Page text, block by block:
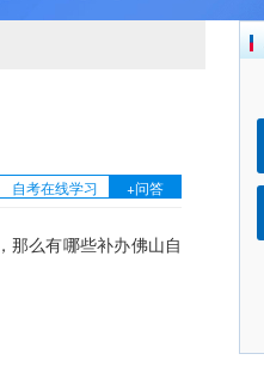
自考在线学习 +问答
么有哪些补办佛山自